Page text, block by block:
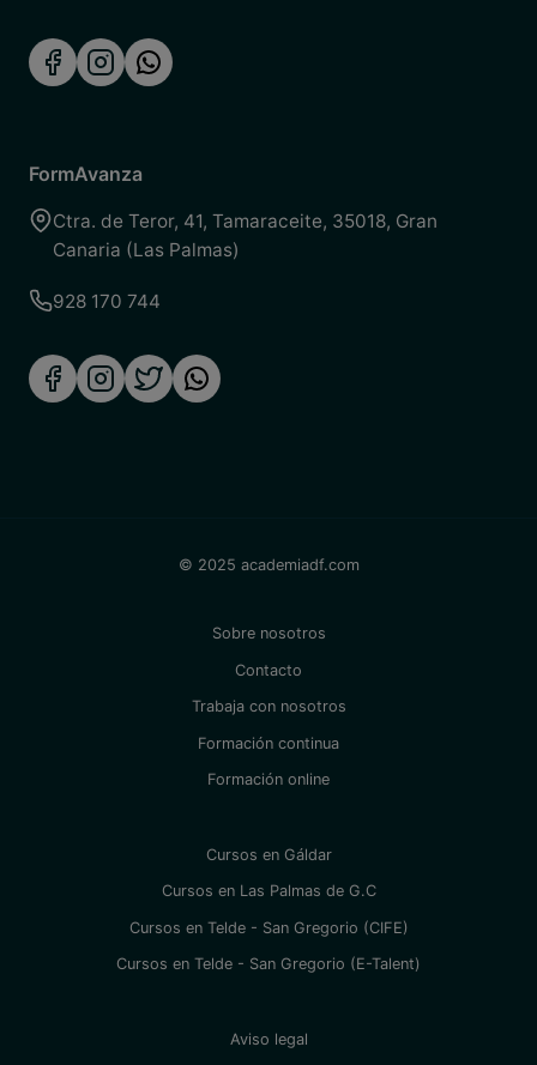
FormAvanza
Ctra. de Teror, 41, Tamaraceite, 35018, Gran
Canaria (Las Palmas)
928 170 744
© 2025 academiadf.com
Sobre nosotros
Contacto
Trabaja con nosotros
Formación continua
Formación online
Cursos en Gáldar
Cursos en Las Palmas de G.C
Cursos en Telde - San Gregorio (CIFE)
Cursos en Telde - San Gregorio (E-Talent)
Aviso legal